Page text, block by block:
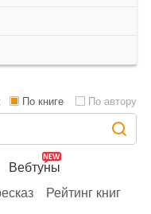
Вебтуны
Рейтинг книг
По книге По автору